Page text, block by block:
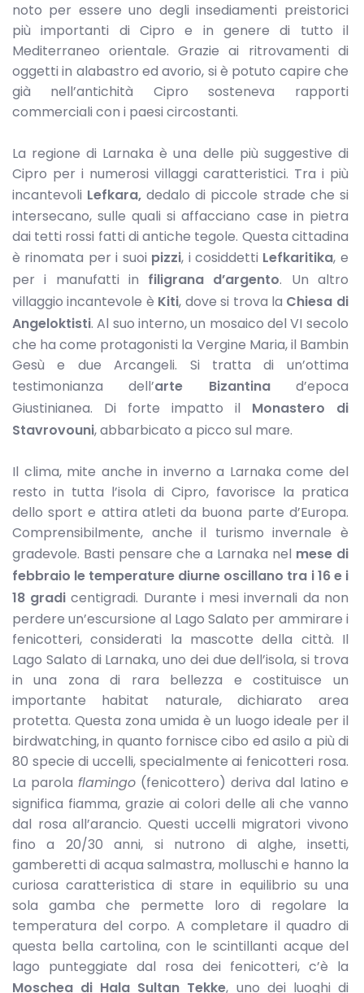
noto per essere uno degli insediamenti preistorici
più importanti di Cipro e in genere di tutto il
Mediterraneo orientale. Grazie ai ritrovamenti di
oggetti in alabastro ed avorio, si è potuto capire che
già nell’antichità Cipro sosteneva rapporti
commerciali con i paesi circostanti.
La regione di Larnaka è una delle più suggestive di
Cipro per i numerosi villaggi caratteristici. Tra i più
incantevoli Lefkara,dedalo di piccole strade che si
intersecano, sulle quali si affacciano case in pietra
dai tetti rossi fatti di antiche tegole. Questa cittadina
è rinomata per i suoi pizzi, i cosiddetti Lefkaritika, e
per i manufatti in filigrana d’argento. Un altro
villaggio incantevole è Kiti, dove si trova la Chiesa di
Angeloktisti. Al suo interno, un mosaico del VI secolo
che ha come protagonisti la Vergine Maria, il Bambin
Gesù e due Arcangeli. Si tratta di un’ottima
testimonianza dell’arte Bizantinad’epoca
Giustinianea. Di forte impatto il Monastero di
Stavrovouni, abbarbicato a picco sul mare.
Il clima, mite anche in inverno a Larnaka come del
resto in tutta l’isola di Cipro, favorisce la pratica
dello sport e attira atleti da buona parte d’Europa.
Comprensibilmente, anche il turismo invernale è
gradevole. Basti pensare che a Larnaka nel mese di
febbraio le temperature diurne oscillano tra i 16 e i
18 gradi centigradi. Durante i mesi invernali da non
perdere un’escursione al Lago Salato per ammirare i
fenicotteri, considerati la mascotte della città. Il
Lago Salato di Larnaka, uno dei due dell’isola, si trova
in una zona di rara bellezza e costituisce un
importante habitat naturale, dichiarato area
protetta. Questa zona umida è un luogo ideale per il
birdwatching, in quanto fornisce cibo ed asilo a più di
80 specie di uccelli, specialmente ai fenicotteri rosa.
La parola flamingo(fenicottero) deriva dal latino e
significa fiamma, grazie ai colori delle ali che vanno
dal rosa all’arancio. Questi uccelli migratori vivono
fino a 20/30 anni, si nutrono di alghe, insetti,
gamberetti di acqua salmastra, molluschi e hanno la
curiosa caratteristica di stare in equilibrio su una
sola gamba che permette loro di regolare la
temperatura del corpo. A completare il quadro di
questa bella cartolina, con le scintillanti acque del
lago punteggiate dal rosa dei fenicotteri, c’è la
Moschea di Hala Sultan Tekke, uno dei luoghi di